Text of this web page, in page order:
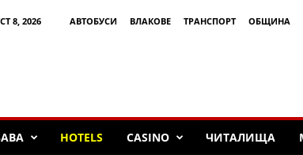
8, 2026 АВТОБУСИ ВЛАКОВЕ ТРАНСПОРТ ОБЩИНА
HOTELS CASINO ЧИТАЛИЩА